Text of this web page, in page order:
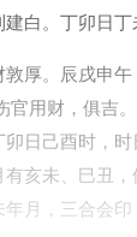
白。丁卯日丁
厚。辰戌申午
官用财，俱吉
日己酉时，
亥未、巳丑
月，三合会印